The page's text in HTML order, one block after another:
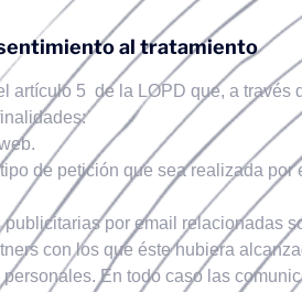
al tratamiento
artículo 5 de la LOPD que, a
de petición que sea realizada
por email relacionadas
con los que éste hubiera
En todo caso las